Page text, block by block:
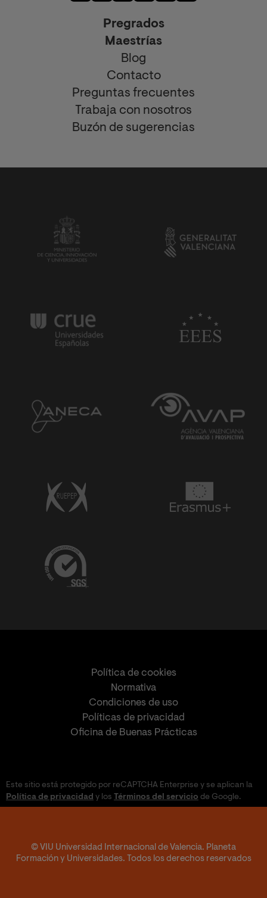
Pregrados
Maestrías
Blog
Contacto
Preguntas frecuentes
Trabaja con nosotros
Buzón de sugerencias
Política de cookies
Normativa
Condiciones de uso
Políticas de privacidad
Oficina de Buenas Prácticas
Este sitio está protegido por reCAPTCHA Enterprise y se aplican la
Política de privacidad y los Términos del servicio de Google.
© VIU Universidad Internacional de Valencia. Planeta
Formación y Universidades. Todos los derechos reservados